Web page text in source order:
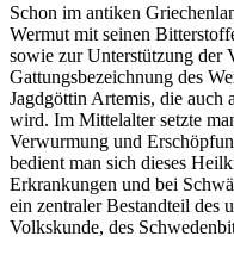
Schon im antiken
Wermut mit seinen
sowie zur Unterstützung der
Gattungsbezeichnung des
Jagdgöttin Artemis, die auch
wird. Im Mittelalter setzte
Verwurmung und
bedient man sich dieses
Erkrankungen und bei
ein zentraler Bestandteil des
Volkskunde, des